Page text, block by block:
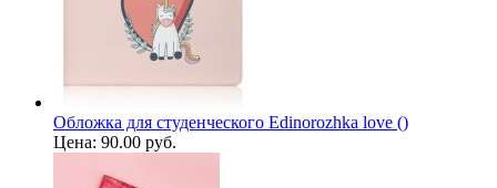
Обложка для студенческого Edinorozhka love ()
Цена: 90.00 руб.